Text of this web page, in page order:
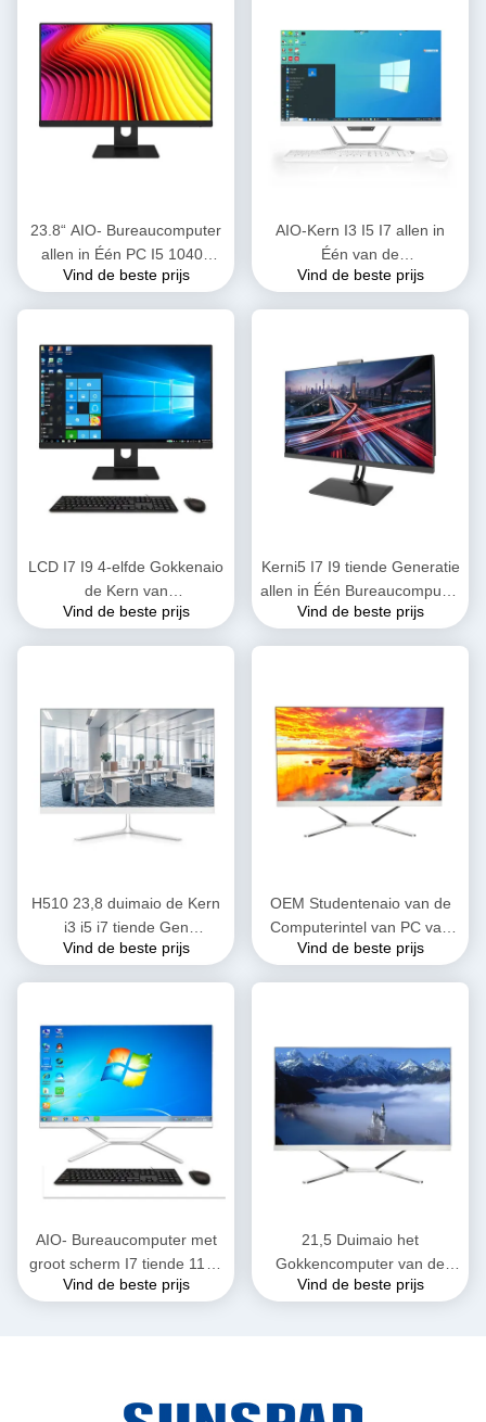
23.8“ AIO- Bureaucomputer
allen in Één PC I5 10400
Oem Monoblock van H510
Vind de beste prijs
AIO-Kern I3 I5 I7 allen in
Één van de
Computerbarebone
Vind de beste prijs
LCD I7 I9 4-elfde Gokkenaio
de Kern van
Bureaucomputerpcs voor
Vind de beste prijs
Kerni5 I7 I9 tiende Generatie
allen in Één Bureaucomputer
M.2 SSD 128G/256G/512G
Vind de beste prijs
H510 23,8 duimaio de Kern
i3 i5 i7 tiende Gen
Monoblock Computer van
Vind de beste prijs
OEM Studentenaio van de
Computerintel van PC van
het Bureaucomputergokken
Vind de beste prijs
AIO- Bureaucomputer met
groot scherm I7 tiende 11de
Gen ATX/ITX allen in Één
Vind de beste prijs
21,5 Duimaio het
Gokkencomputer van de
Bureaucomputerkern I3 I5 I7
Vind de beste prijs